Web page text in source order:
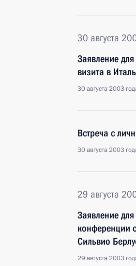
30 августа
Заявление
визита в
30 августа 2003
Встреча с
30 августа 2003
29 августа
Заявление
конференции
Сильвио
29 августа 2003